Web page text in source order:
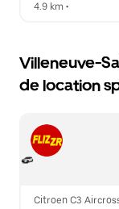
4.9 km •
Villeneuve-
de location
Citroen C3